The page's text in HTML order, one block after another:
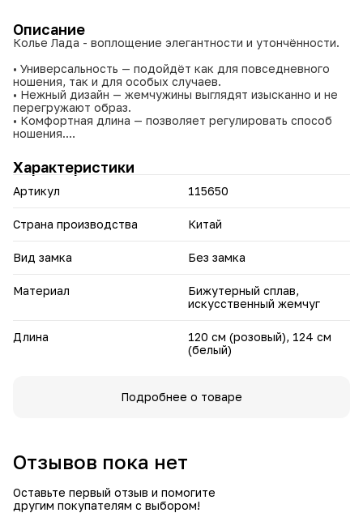
Описание
Колье Лада - воплощение элегантности и утончённости.
• Универсальность — подойдёт как для повседневного
ношения, так и для особых случаев.
• Нежный дизайн — жемчужины выглядят изысканно и не
перегружают образ.
• Комфортная длина — позволяет регулировать способ
ношения.
долговечность и устойчивость к износу.
Идеальный выбор для тех, кто ценит утончённость и
хочет добавить в свой гардероб нотку изысканности.
Характеристики
Артикул 115650
Страна производства Китай
Вид замка Без замка
Материал
Бижутерный сплав,
искусственный жемчуг
Длина
120 см (розовый), 124 см
(белый)
Подробнее о товаре
Отзывов пока нет
Оставьте первый отзыв и помогите
другим покупателям с выбором!